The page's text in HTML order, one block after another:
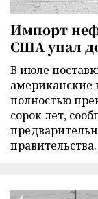
Импорт
США упал
В июле
американские
полностью
сорок лет,
правительства.